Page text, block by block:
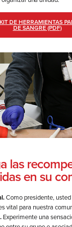
DE HERRAMIENTAS
DE SANGRE (PDF)
las
en su
Como presidente,
vital para nuestra
Experimente una